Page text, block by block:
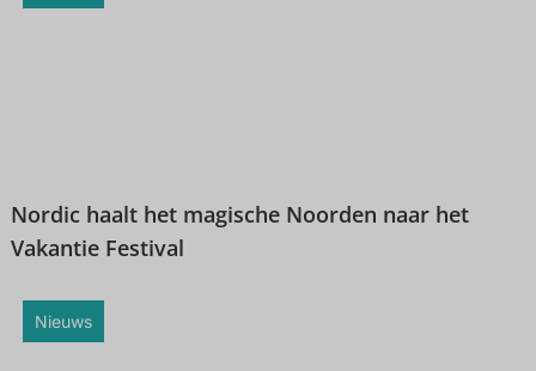
Nordic haalt het magische Noorden naar het
Vakantie Festival
Nieuws